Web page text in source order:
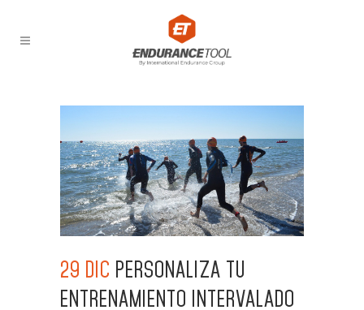
29 DIC PERSONALIZA TU
ENTRENAMIENTO INTERVALADO